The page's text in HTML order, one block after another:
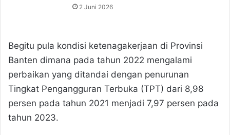
2 Juni 2026
Begitu pula kondisi ketenagakerjaan di Provinsi
Banten dimana pada tahun 2022 mengalami
perbaikan yang ditandai dengan penurunan
Tingkat Pengangguran Terbuka (TPT) dari 8,98
persen pada tahun 2021 menjadi 7,97 persen pada
tahun 2023.